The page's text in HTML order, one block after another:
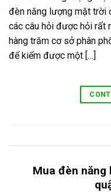
đèn năng lượng mặt trời
các câu hỏi được hỏi rất
hàng trăm cơ sở phân
để kiểm được một […]
Mua đèn